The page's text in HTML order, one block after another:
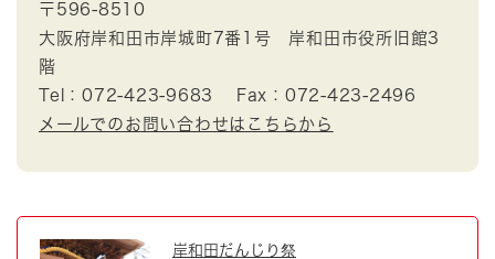
〒596-8510
大阪府岸和田市岸城町7番1号 岸和田市役所旧館3
階
Tel：072-423-9683
Fax：072-423-2496
メールでのお問い合わせはこちらから
岸和田だんじり祭